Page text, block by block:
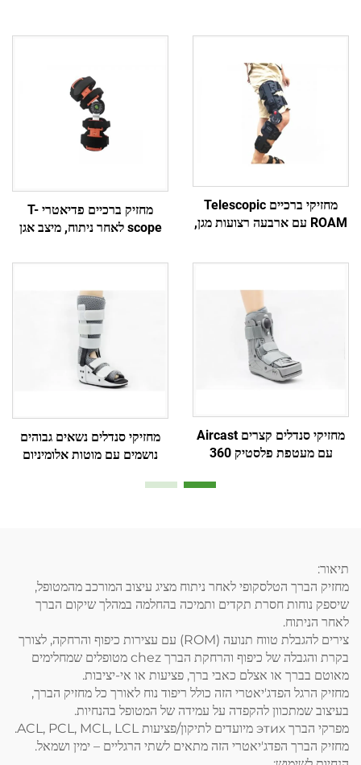
מחזיקי ברכיים Telescopic
ROAM עם ארבעה רצועות מגן,
מחזיק ברכיים פדיאטרי T-
scope לאחר ניתוח, מיצב אגן
מחזיקי סנדלים קצרים Aircast
עם מעטפת פלסטיק 360
מחזיקי סנדלים נשאים גבוהים
נושמים עם מוטות אלומיניום
תיאור:
מחזיק הברך הטלסקופי לאחר ניתוח מציג עיצוב המורכב מהמטופל,
שיספק נוחות חסרת תקדים ותמיכה בהחלמה במהלך שיקום הברך
לאחר הניתוח.
צירים להגבלת טווח תנועה (ROM) עם עצירות כיפוף והרחקה, לצורך
בקרת והגבלה של כיפוף והרחקת הברך chez מטופלים שמחלימים
מאוטם בברך או אצלם כאבי ברך, פציעות או אי-יציבות.
מחזיק הרגל הפדג'יאטרי הזה כולל ריפוד נוח לאורך כל מחזיק הברך,
בעיצוב שמתכוון להקפדה על עמידה של המטופל בהנחיות.
מפרקי הברך этих מיועדים לתיקון/פציעות ACL, PCL, MCL, LCL.
מחזיק הברך הפדג'יאטרי הזה מתאים לשתי הרגליים – ימין ושמאל.